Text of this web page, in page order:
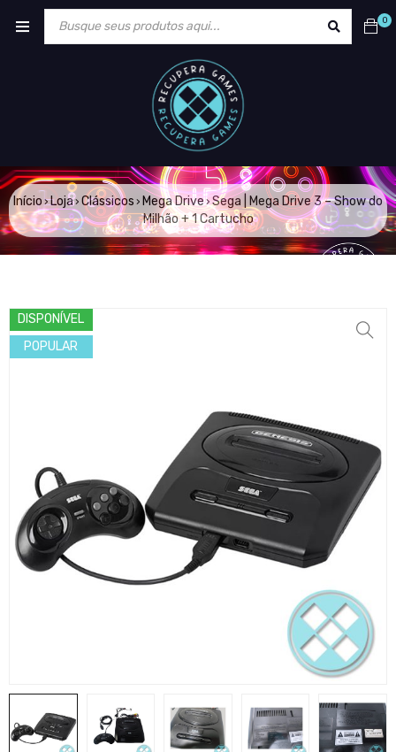
0
Início ›Loja› Clássicos › Mega Drive›Sega | Mega Drive 3 – Show do
Milhão + 1 Cartucho
DISPONÍVEL
POPULAR